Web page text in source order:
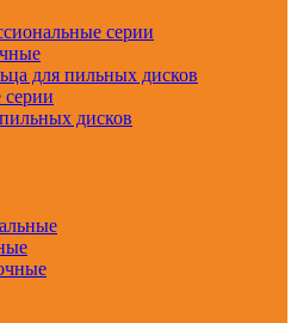
серии
для пильных дисков
дисков